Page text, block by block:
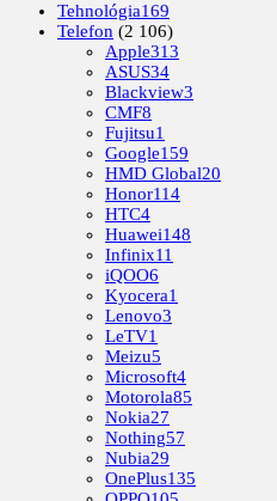
Tehnológia169
Telefon (2 106)
Apple313
ASUS34
Blackview3
CMF8
Fujitsu1
Google159
HMD Global20
Honor114
HTC4
Huawei148
Infinix11
iQOO6
Kyocera1
Lenovo3
LeTV1
Meizu5
Microsoft4
Motorola85
Nokia27
Nothing57
Nubia29
OnePlus135